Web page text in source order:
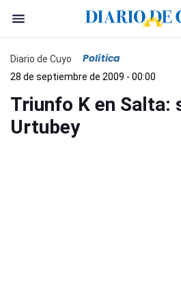
Diario de Cuyo Política
28 de septiembre de 2009 - 00:00
Triunfo K en Salta:
Urtubey